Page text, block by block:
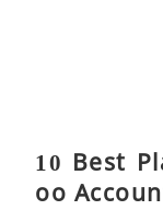
10 Best
oo